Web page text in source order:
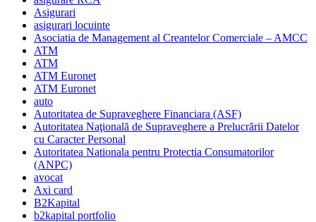
Asigurari
asigurari locuinte
Asociatia de Management al Creantelor Comerciale – AMCC
ATM
ATM
ATM Euronet
ATM Euronet
auto
Autoritatea de Supraveghere Financiara (ASF)
Autoritatea Naţională de Supraveghere a Prelucrării Datelor
cu Caracter Personal
Autoritatea Nationala pentru Protectia Consumatorilor
(ANPC)
avocat
Axi card
B2Kapital
b2kapital portfolio